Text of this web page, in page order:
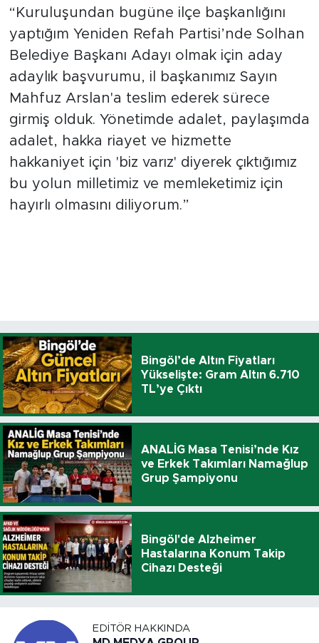
“Kuruluşundan bugüne ilçe başkanlığını
yaptığım Yeniden Refah Partisi’nde Solhan
Belediye Başkanı Adayı olmak için aday
adaylık başvurumu, il başkanımız Sayın
Mahfuz Arslan'a teslim ederek sürece
girmiş olduk. Yönetimde adalet, paylaşımda
adalet, hakka riayet ve hizmette
hakkaniyet için 'biz varız' diyerek çıktığımız
bu yolun milletimiz ve memleketimiz için
hayırlı olmasını diliyorum.”
Bingöl’de Altın Fiyatları
Yükselişte: Gram Altın 6.710
TL’ye Çıktı
ANALİG Masa Tenisi’nde Kız
ve Erkek Takımları Namağlup
Grup Şampiyonu
Bingöl'de Alzheimer
Hastalarına Konum Takip
Cihazı Desteği
EDITÖR HAKKINDA